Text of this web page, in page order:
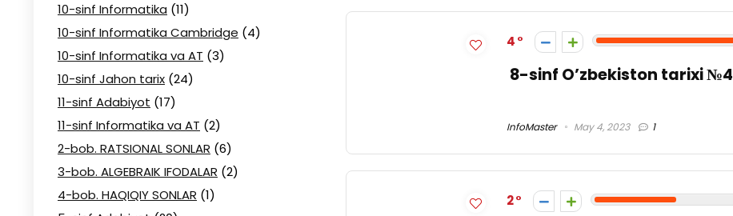
4
8-sinf O’zbekiston tarixi №4
InfoMaster May 4, 2023 1
2
10-sinf Informatika (11)
10-sinf Informatika Cambridge (4)
10-sinf Informatika va AT (3)
10-sinf Jahon tarix (24)
11-sinf Adabiyot (17)
11-sinf Informatika va AT (2)
2-bob. RATSIONAL SONLAR (6)
3-bob. ALGEBRAIK IFODALAR (2)
4-bob. HAQIQIY SONLAR (1)